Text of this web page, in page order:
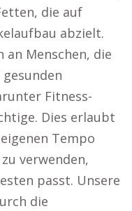
die auf
abzielt.
Menschen, die
Fitness-
Dies erlaubt
Tempo
verwenden,
passt. Unsere
die